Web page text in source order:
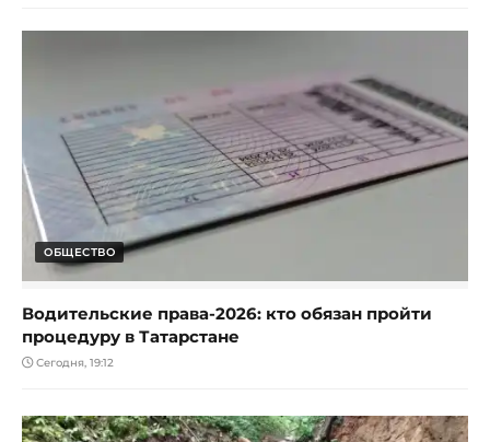
ОБЩЕСТВО
Водительские права-2026: кто обязан пройти
процедуру в Татарстане
Сегодня, 19:12